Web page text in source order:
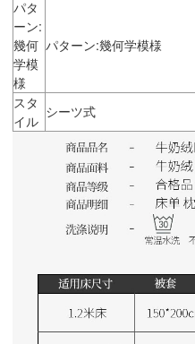
パタ
ーン:
幾何
学模
様
パターン:幾何学模様
スタ
イル
シーツ式